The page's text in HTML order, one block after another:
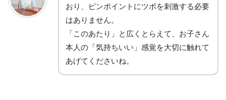
おり、ピンポイントにツボを刺激する必要
はありません。
「このあたり」と広くとらえて、お子さん
本人の「気持ちいい」感覚を大切に触れて
あげてくださいね。